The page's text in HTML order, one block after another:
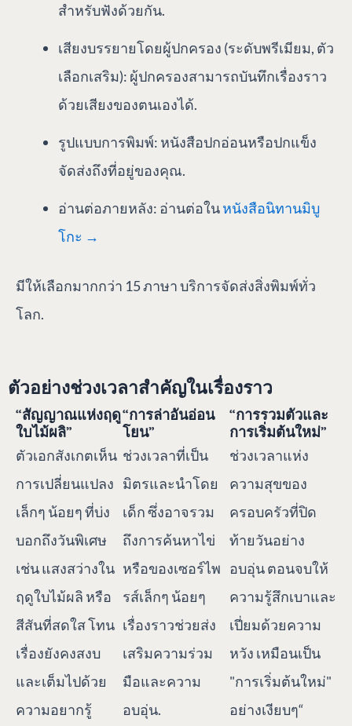
สำหรับฟังด้วยกัน.
เสียงบรรยายโดยผู้ปกครอง (ระดับพรีเมียม, ตัว
เลือกเสริม): ผู้ปกครองสามารถบันทึกเรื่องราว
ด้วยเสียงของตนเองได้.
รูปแบบการพิมพ์: หนังสือปกอ่อนหรือปกแข็ง
จัดส่งถึงที่อยู่ของคุณ.
อ่านต่อภายหลัง: อ่านต่อในหนังสือนิทานมิบู
โกะ →
มีให้เลือกมากกว่า 15 ภาษา บริการจัดส่งสิ่งพิมพ์ทั่ว
โลก.
ตัวอย่างช่วงเวลาสำคัญในเรื่องราว
“สัญญาณแห่งฤดู
ใบไม้ผลิ”
ตัวเอกสังเกตเห็น
การเปลี่ยนแปลง
เล็กๆ น้อยๆ ที่บ่ง
บอกถึงวันพิเศษ
เช่น แสงสว่างใน
ฤดูใบไม้ผลิ หรือ
สีสันที่สดใส โทน
เรื่องยังคงสงบ
และเต็มไปด้วย
ความอยากรู้
“การล่าอันอ่อน
โยน”
ช่วงเวลาที่เป็น
มิตรและนำโดย
เด็ก ซึ่งอาจรวม
ถึงการค้นหาไข่
หรือของเซอร์ไพ
รส์เล็กๆ น้อยๆ
เรื่องราวช่วยส่ง
เสริมความร่วม
มือและความ
อบอุ่น.
“การรวมตัวและ
การเริ่มต้นใหม่”
ช่วงเวลาแห่ง
ความสุขของ
ครอบครัวที่ปิด
ท้ายวันอย่าง
อบอุ่น ตอนจบให้
ความรู้สึกเบาและ
เปี่ยมด้วยความ
หวัง เหมือนเป็น
"การเริ่มต้นใหม่"
อย่างเงียบๆ“